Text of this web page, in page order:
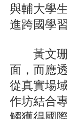
與輔大學
進跨國學
黃文珊
面，而應
從真實場
作坊結合